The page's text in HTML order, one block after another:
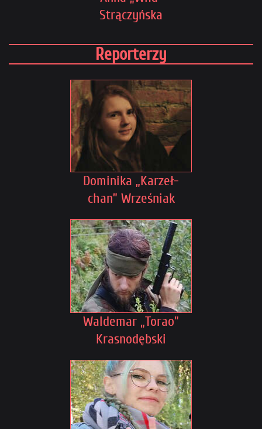
Strączyńska
Reporterzy
Dominika „Karzeł-
chan” Wrześniak
Waldemar „Torao”
Krasnodębski